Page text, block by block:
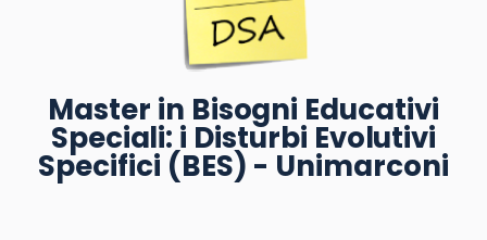
Master in Bisogni Educativi
Speciali: i Disturbi Evolutivi
Specifici (BES) - Unimarconi